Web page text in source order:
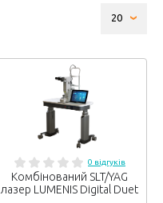
0 відгуків
Комбінований SLT/YAG
лазер LUMENIS Digital Duet